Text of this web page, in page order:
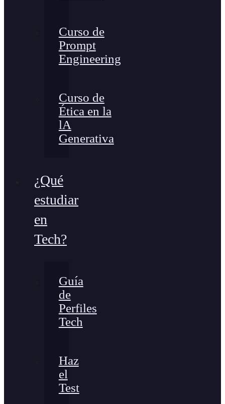
Curso de
Prompt
Engineering
Curso de
Ética en la
lA
Generativa
¿Qué
estudiar
en
Tech?
Guía
de
Perfiles
Tech
Haz
el
Test